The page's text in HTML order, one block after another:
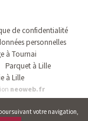
de confidentialité
personnelles
à Tournai
Parquet à Lille
à Lille
neoweb.fr
votre navigation,